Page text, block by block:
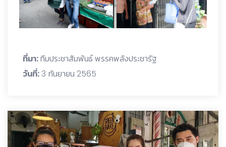
ที่มา:ทีมประชาสัมพันธ์ พรรคพลังประชารัฐ
วันที่:3 กันยายน 2565